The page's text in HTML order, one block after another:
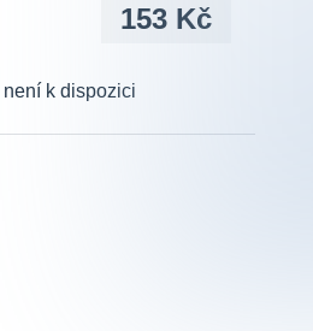
153 Kč
k dispozici